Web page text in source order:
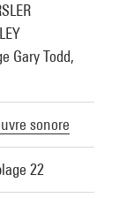
Gary Todd,
sonore
22